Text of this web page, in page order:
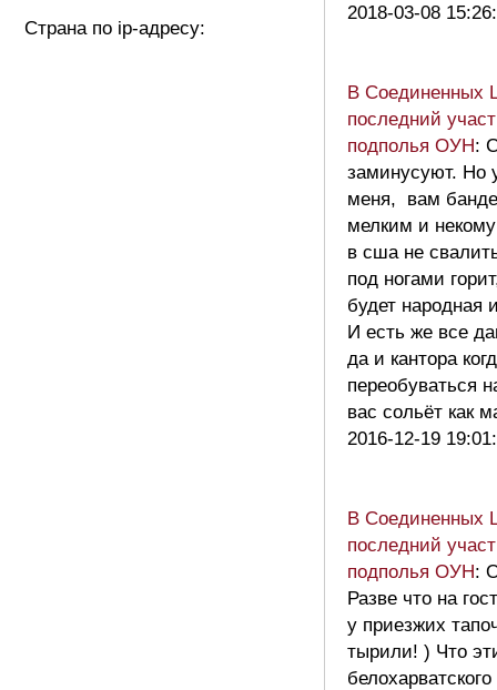
Страна по ip-адресу:
2018-03-08
В Соединенных
последний
подполья ОУН:
заминусуют. Но
меня, вам
мелким и
в сша не
под ногами
будет народная
И есть же все
да и кантора
переобуваться
вас сольёт как
2016-12-19
В Соединенных
последний
подполья ОУН:
Разве что на
у приезжих
тырили! ) Что